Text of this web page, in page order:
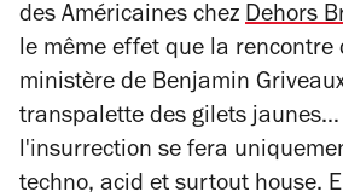
des Américaines chez Dehors
le même effet que la rencontre
ministère de Benjamin
transpalette des gilets jaunes…
l'insurrection se fera
techno, acid et surtout house.